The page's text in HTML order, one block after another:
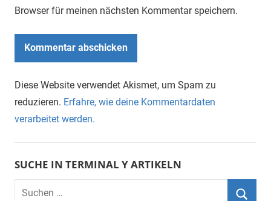
Browser für meinen nächsten Kommentar speichern.
Diese Website verwendet Akismet, um Spam zu
reduzieren. Erfahre, wie deine Kommentardaten
verarbeitet werden.
SUCHE IN TERMINAL Y ARTIKELN
Suchen